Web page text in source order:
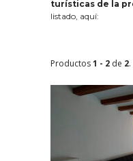
turísticas de la
listado, aquí:
Productos1 - 2 de 2